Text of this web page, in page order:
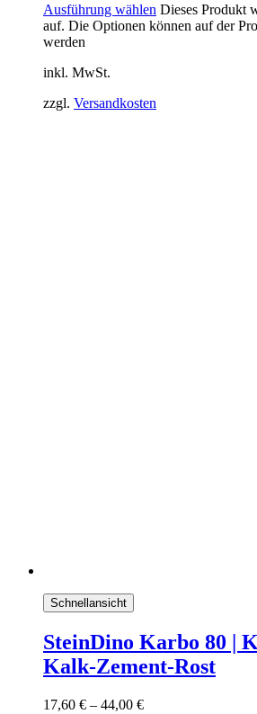
Ausführung wählen Dieses Produkt
auf. Die Optionen können auf der
werden
inkl. MwSt.
zzgl. Versandkosten
Schnellansicht
SteinDino Karbo 80 |
Kalk-Zement-Rost
17,60 € – 44,00 €